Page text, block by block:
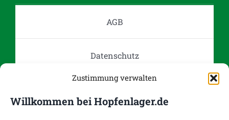
Zustimmung verwalten
Willkommen bei Hopfenlager.de
AGB
Datenschutz